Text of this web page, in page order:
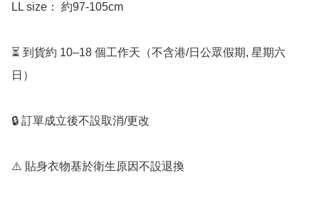
LL size： 約97-105cm
⏳ 到貨約 10–18 個工作天（不含港/日公眾假期, 星期六
日）
🔒 訂單成立後不設取消/更改
⚠️ 貼身衣物基於衛生原因不設退換